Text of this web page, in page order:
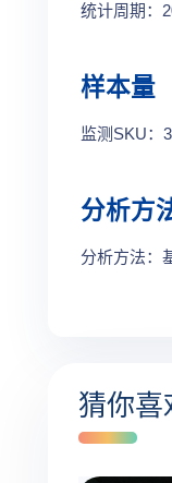
统计周期：
样本量
监测SKU：
分析方
分析方法：
猜你喜